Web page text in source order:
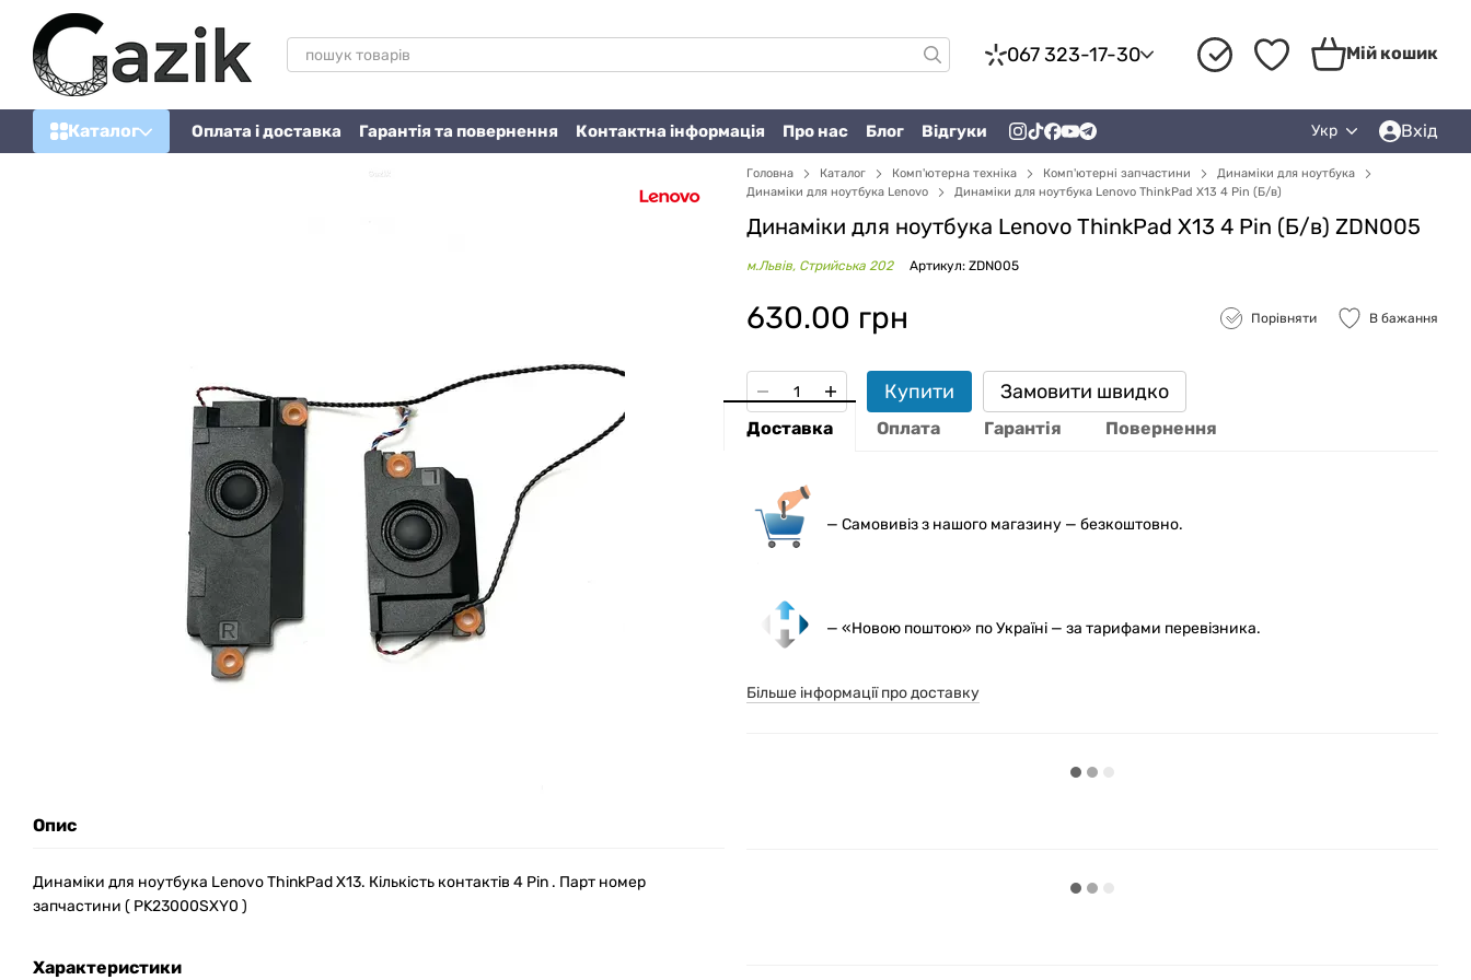
Перейти до основного контенту
067 323-17-30 Мій кошик
Каталог Оплата і доставка Гарантія та повернення Контактна інформація Про нас Блог Відгуки Укр Вхід
Опис
Динаміки для ноутбука Lenovo ThinkPad X13. Кількість контактів 4 Pin . Парт номер
запчастини ( PK23000SXY0 )
Характеристики
Головна Каталог Комп'ютерна техніка Комп'ютерні запчастини
Динаміки для ноутбука
Динаміки для ноутбука Lenovo
Динаміки для ноутбука Lenovo ThinkPad X13 4 Pin (Б/в)
Динаміки для ноутбука Lenovo ThinkPad X13 4 Pin (Б/в) ZDN005
м.Львів, Стрийська 202 Артикул: ZDN005
630.00 грн Порівняти В бажання
Купити Замовити швидко
Доставка Оплата Гарантія Повернення
— Самовивіз з нашого магазину — безкоштовно.
— «Новою поштою» по Україні — за тарифами перевізника.
Більше інформації про доставку